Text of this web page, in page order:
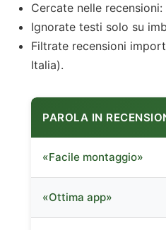
Cercate nelle recensioni:
Ignorate testi solo su
Filtrate recensioni
Italia).
PAROLA IN
«Facile montaggio»
«Ottima app»